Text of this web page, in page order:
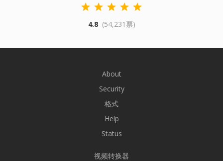
4.8 (54,231票)
About
Security
格式
Help
Status
视频转换器